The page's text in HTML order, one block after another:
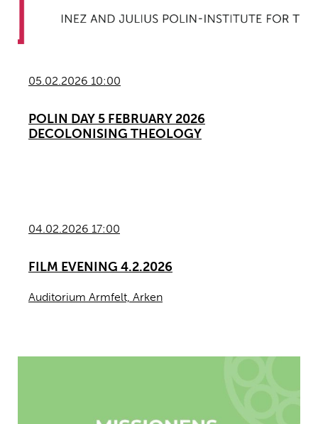
05.02.2026 10:00
POLIN DAY 5 FEBRUARY 2026
DECOLONISING THEOLOGY
04.02.2026 17:00
FILM EVENING 4.2.2026
Auditorium Armfelt, Arken